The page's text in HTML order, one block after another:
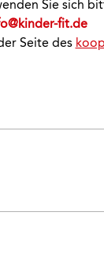
Sie sich
fit.de
Seite des